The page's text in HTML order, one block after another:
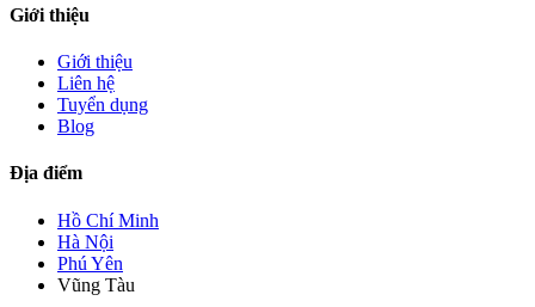
Giới thiệu
Giới thiệu
Liên hệ
Tuyển dụng
Blog
Địa điểm
Hồ Chí Minh
Hà Nội
Phú Yên
Vũng Tàu